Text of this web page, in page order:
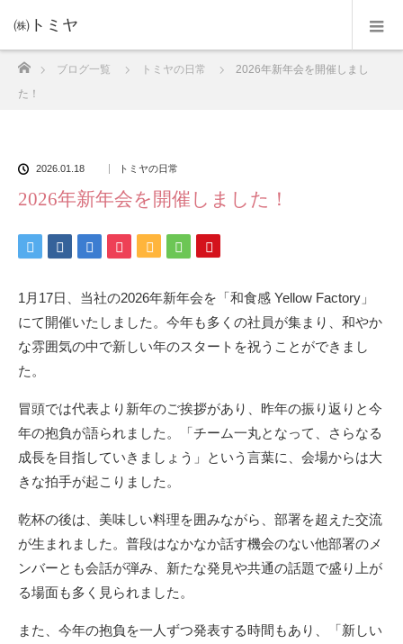
㈱トミヤ
ブログ一覧 トミヤの日常
2026年新年会を開催しまし
た！
2026.01.18 トミヤの日常
2026年新年会を開催しました！
1月17日、当社の2026年新年会を「和食感 Yellow Factory 」
にて開催いたしました。今年も多くの社員が集まり、和やか
な雰囲気の中で新しい年のスタートを祝うことができまし
た。
冒頭では代表より新年のご挨拶があり、昨年の振り返りと今
年の抱負が語られました。「チーム一丸となって、さらなる
成長を目指していきましょう」という言葉に、会場からは大
きな拍手が起こりました。
乾杯の後は、美味しい料理を囲みながら、部署を超えた交流
が生まれました。普段はなかなか話す機会のない他部署のメ
ンバーとも会話が弾み、新たな発見や共通の話題で盛り上が
る場面も多く見られました。
また、今年の抱負を一人ずつ発表する時間もあり、「新しい